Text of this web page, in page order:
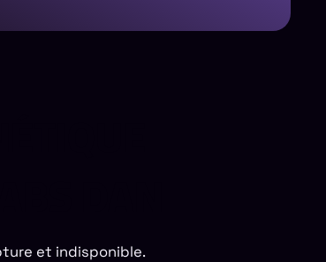
et indisponible.